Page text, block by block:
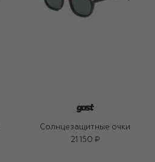
Солнцезащитные очки
21 150 ₽